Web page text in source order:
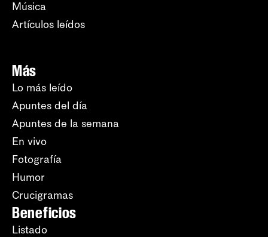
Música
Artículos leídos
Más
Lo más leído
Apuntes del día
Apuntes de la semana
En vivo
Fotografía
Humor
Crucigramas
Beneficios
Listado